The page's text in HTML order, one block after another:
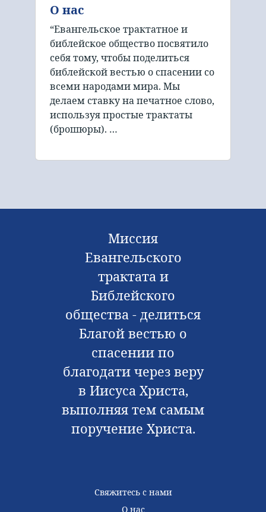
О нас
“Евангельское трактатное и
библейское общество посвятило
себя тому, чтобы поделиться
библейской вестью о спасении со
всеми народами мира. Мы
делаем ставку на печатное слово,
используя простые трактаты
(брошюры). …
Миссия
Евангельского
трактата и
Библейского
общества - делиться
Благой вестью о
спасении по
благодати через веру
в Иисуса Христа,
выполняя тем самым
поручение Христа.
Свяжитесь с нами
О нас